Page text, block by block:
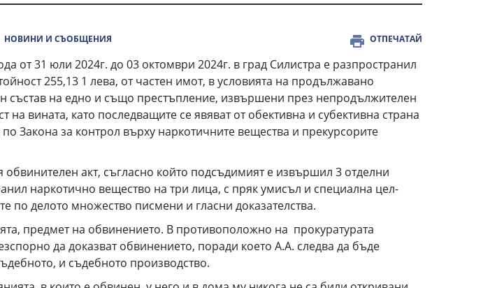
НОВИНИ И СЪОБЩЕНИЯ ОТПЕЧАТАЙ
от 31 юли 2024г. до 03 октомври 2024г. в град Силистра е разпространил
255,13 1 лева, от частен имот, в условията на продължавано
състав на едно и също престъпление, извършени през непродължителен
вината, като последващите се явяват от обективна и субективна страна
за контрол върху наркотичните вещества и прекурсорите
акт, съгласно който подсъдимият е извършил 3 отделни
наркотично вещество на три лица, с пряк умисъл и специална цел-
по делото множество писмени и гласни доказателства.
предмет на обвинението. В противоположно на прокуратурата
да доказват обвинението, поради което А.А. следва да бъде
и съдебното производство.